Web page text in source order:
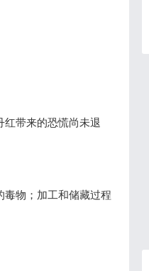
带来的恐慌尚未退
毒物；加工和储藏过程